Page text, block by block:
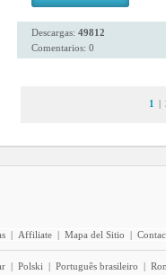
Descargas: 49812
Comentarios: 0
1 |
| Affiliate | Mapa del Sitio |
| Polski | Português brasileiro |